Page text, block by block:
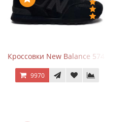
Кроссовки New Balance 574 All Black
9970